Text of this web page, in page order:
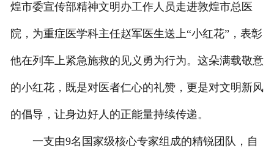
煌市委宣传部精神文明办工作人员走进敦煌市总医
院，为重症医学科主任赵军医生送上“小红花”，表彰
他在列车上紧急施救的见义勇为行为。这朵满载敬意
的小红花，既是对医者仁心的礼赞，更是对文明新风
的倡导，让身边好人的正能量持续传递。
一支由9名国家级核心专家组成的精锐团队，自